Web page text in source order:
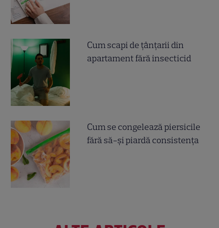
Cum scapi de țânțarii din
apartament fără insecticid
Cum se congelează piersicile
fără să-și piardă consistența